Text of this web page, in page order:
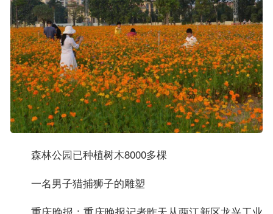
森林公园已种植树木8000多棵
一名男子猎捕狮子的雕塑